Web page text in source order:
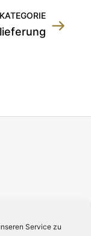
Service zu
KATEGORIE